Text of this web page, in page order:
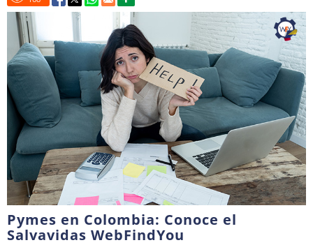
Pymes en Colombia: Conoce el
Salvavidas WebFindYou